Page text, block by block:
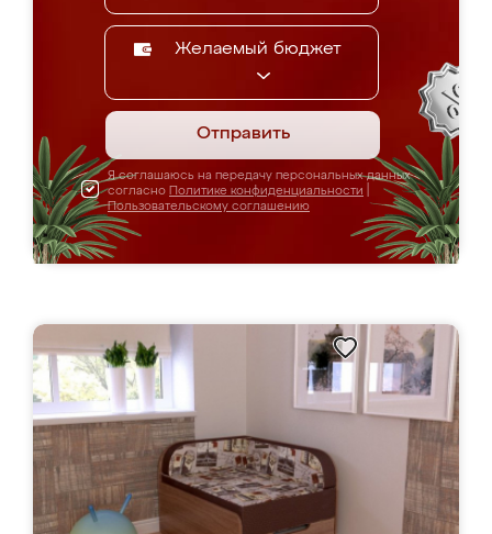
Желаемый бюджет
Отправить
Я соглашаюсь на передачу персональных данных
согласно Политике конфиденциальности
Пользовательскому соглашению